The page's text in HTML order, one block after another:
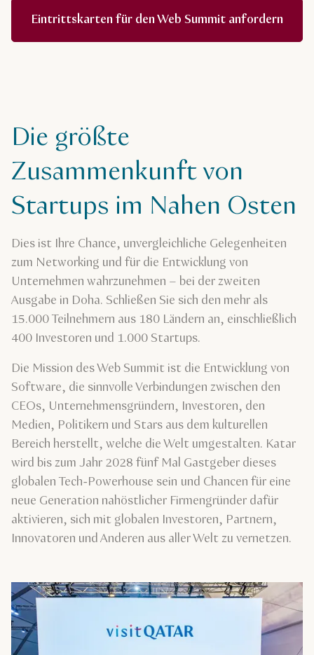
Eintrittskarten für den Web Summit anfordern
Die größte
Zusammenkunft von
Startups im Nahen Osten
Dies ist Ihre Chance, unvergleichliche Gelegenheiten
zum Networking und für die Entwicklung von
Unternehmen wahrzunehmen – bei der zweiten
Ausgabe in Doha. Schließen Sie sich den mehr als
15.000 Teilnehmern aus 180 Ländern an, einschließlich
400 Investoren und 1.000 Startups.
Die Mission des Web Summit ist die Entwicklung von
Software, die sinnvolle Verbindungen zwischen den
CEOs, Unternehmensgründern, Investoren, den
Medien, Politikern und Stars aus dem kulturellen
Bereich herstellt, welche die Welt umgestalten. Katar
wird bis zum Jahr 2028 fünf Mal Gastgeber dieses
globalen Tech-Powerhouse sein und Chancen für eine
neue Generation nahöstlicher Firmengründer dafür
aktivieren, sich mit globalen Investoren, Partnern,
Innovatoren und Anderen aus aller Welt zu vernetzen.